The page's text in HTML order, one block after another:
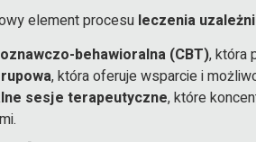
element procesu leczenia
behawioralna (CBT), która
, która oferuje wsparcie i
sesje terapeutyczne, które